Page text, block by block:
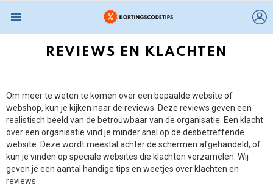
REVIEWS EN KLACHTEN
Om meer te weten te komen over een bepaalde website of
webshop, kun je kijken naar de reviews. Deze reviews geven een
realistisch beeld van de betrouwbaar van de organisatie. Een klacht
over een organisatie vind je minder snel op de desbetreffende
website. Deze wordt meestal achter de schermen afgehandeld, of
kun je vinden op speciale websites die klachten verzamelen. Wij
geven je een aantal handige tips en weetjes over klachten en
reviews